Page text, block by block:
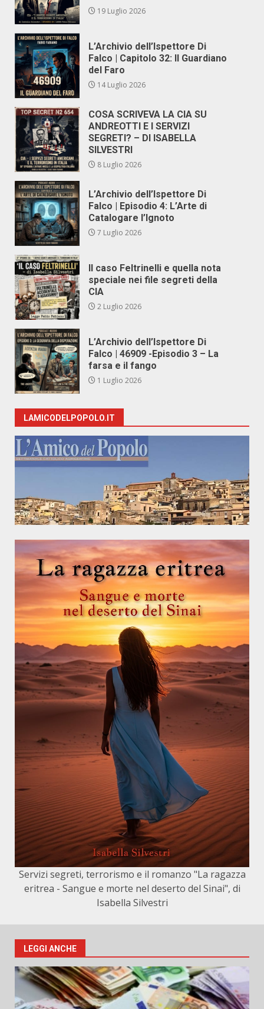
19 Luglio 2026
L’Archivio dell’Ispettore Di
Falco | Capitolo 32: Il Guardiano
del Faro
14 Luglio 2026
COSA SCRIVEVA LA CIA SU
ANDREOTTI E I SERVIZI
SEGRETI? – DI ISABELLA
SILVESTRI
8 Luglio 2026
L’Archivio dell’Ispettore Di
Falco | Episodio 4: L’Arte di
Catalogare l’Ignoto
7 Luglio 2026
Il caso Feltrinelli e quella nota
speciale nei file segreti della
CIA
2 Luglio 2026
L’Archivio dell’Ispettore Di
Falco | 46909 -Episodio 3 – La
farsa e il fango
1 Luglio 2026
LAMICODELPOPOLO.IT
Servizi segreti, terrorismo e il romanzo "La ragazza
eritrea - Sangue e morte nel deserto del Sinai", di
Isabella Silvestri
LEGGI ANCHE